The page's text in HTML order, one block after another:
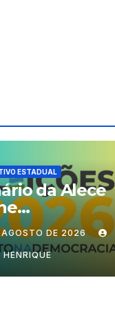
ESTADUAL
da Alece
das
durante o
eleitoral
AGOSTO DE 2026